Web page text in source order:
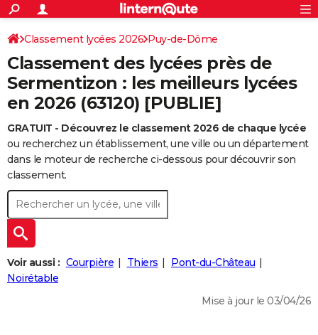
ACTUALITÉS
Politique
Société
Faits Divers
Education
Monde
Villes
+
SPORT
Coupe du monde 2026
Football
Tennis
Cyclisme
Rugby
Forum
Programme TV
TNT
Streaming
Cinéma
Sorties cinéma
Musique
+
FINANCE
Retraite
Impôts
Epargne
Immobilier
Risques naturels par ville
Banque
Assurance
Crédit
AUTO
Essais
Réserver un essai
Citadines
Berlines
SUV
Forum auto
+
HIGH-TECH
BRICOLAGE
Forum
Aménagement intérieur
Extérieur
Cuisine
Salle de bains
Jardinage
Rangement
+WEEK-END
Guides de France
Escapades
Patrimoine
Expositions
Musées
Week-end nature
+
LIFESTYLE
Art de vivre
Bien-être
Loisirs
Mode
Modes de vie
+SANTE
S'inscrire
Connexion
Classement lycées 2026 Puy-de-Dôme
Classement des lycées près de
Sermentizon : les meilleurs lycées
en 2026 (63120) [PUBLIE]
GRATUIT - Découvrez le classement 2026 de chaque lycée
ou recherchez un établissement, une ville ou un département
dans le moteur de recherche ci-dessous pour découvrir son
classement.
Voir aussi : Courpière Thiers
Pont-du-Château
Noirétable
Mise à jour le 03/04/26